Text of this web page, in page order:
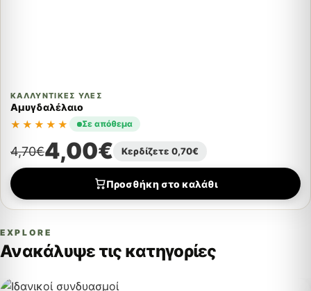
ΚΑΛΛΥΝΤΙΚΈΣ ΎΛΕΣ
Αμυγδαλέλαιο
★★★★★
Σε απόθεμα
4,70€4,00€ Κερδίζετε 0,70€
Προσθήκη στο καλάθι
EXPLORE
Ανακάλυψε τις κατηγορίες